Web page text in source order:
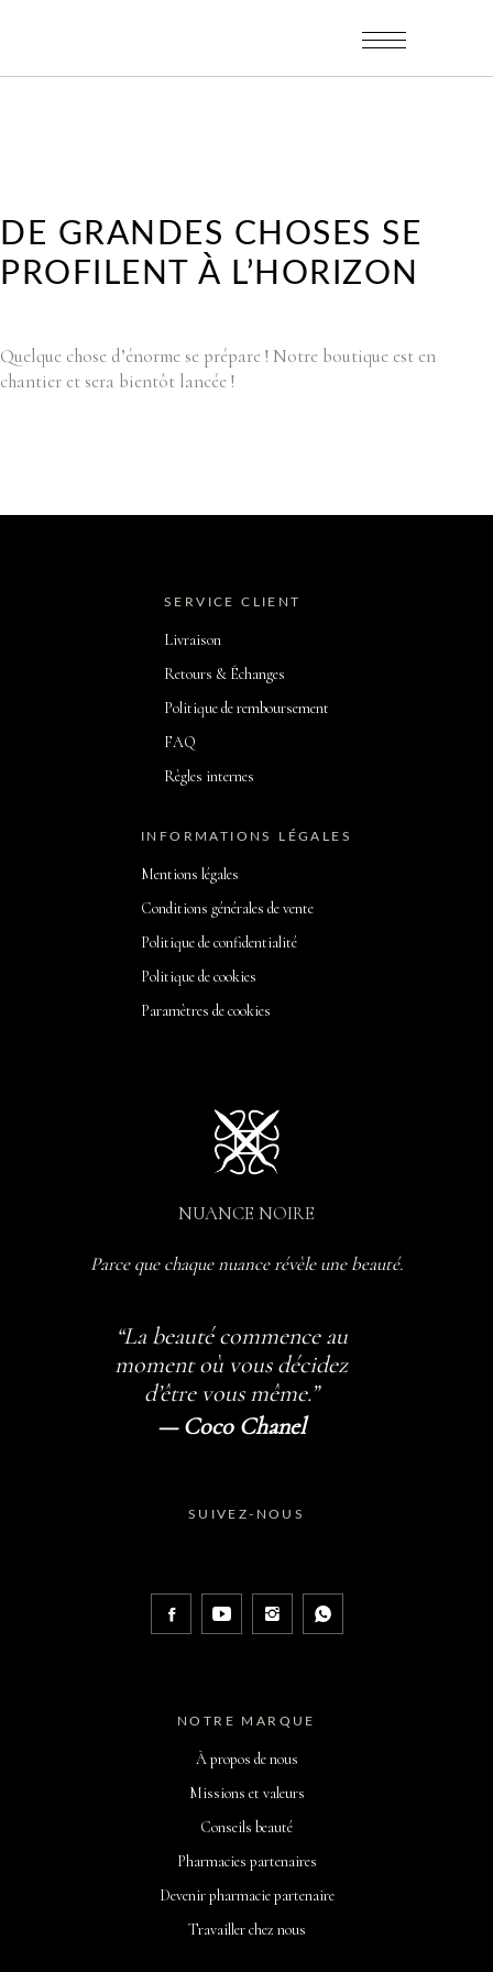
DE GRANDES CHOSES SE
PROFILENT À L’HORIZON
Quelque chose d’énorme se prépare ! Notre boutique est en
chantier et sera bientôt lancée !
SERVICE CLIENT
Livraison
Retours & Échanges
Politique de remboursement
FAQ
Règles internes
INFORMATIONS LÉGALES
Mentions légales
Conditions générales de vente
Politique de confidentialité
Politique de cookies
Paramètres de cookies
NUANCE NOIRE
Parce que chaque nuance révèle une beauté.
“La beauté commence au
moment où vous décidez
d’être vous même.”
— Coco Chanel
SUIVEZ-NOUS
NOTRE MARQUE
À propos de nous
Missions et valeurs
Conseils beauté
Pharmacies partenaires
Devenir pharmacie partenaire
Travailler chez nous